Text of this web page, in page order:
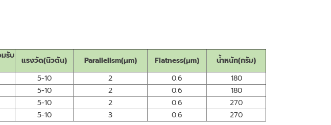
รับ
แรงวัด(นิวตัน) Parallelism(μm) Flatness(μm)
น้ำหนัก(กรัม)
5-10 2 0.6
180
5-10 2 0.6
180
5-10 2 0.6
270
5-10 3 0.6 270